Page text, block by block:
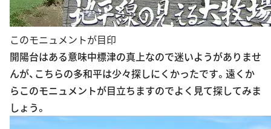
このモニュメントが目印
開陽台はある意味中標津の真上なので迷いようがありませ
んが、こちらの多和平は少々探しにくかったです。遠くか
らこのモニュメントが目立ちますのでよく見て探してみま
しょう。